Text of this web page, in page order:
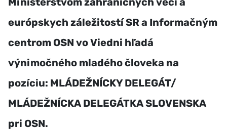
európskych záležitostí SR a Informačným
centrom OSN vo Viedni hľadá
výnimočného mladého človeka na
pozíciu: MLÁDEŽNÍCKY DELEGÁT/
MLÁDEŽNÍCKA DELEGÁTKA SLOVENSKA
pri OSN.